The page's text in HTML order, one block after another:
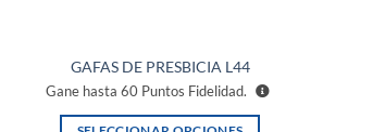
GAFAS DE PRESBICIA L44
Gane hasta 60 Puntos Fidelidad.